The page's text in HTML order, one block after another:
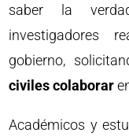
saber la
investigadores
gobierno,
civiles colaborar
Académicos y